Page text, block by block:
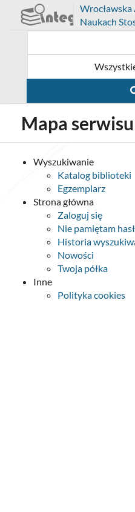
Menu
główne
Wyszukiwarka
Treść
główna
Prolib
Integro
-
Naukach
Mapa serwisu
Wyszukiwanie
Katalog biblioteki
Egzemplarz
Strona główna
Zaloguj się
Nie pamiętam
Historia
Nowości
Twoja półka
Inne
Polityka cookies